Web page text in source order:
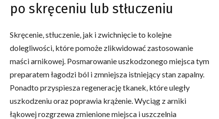
po skręceniu lub stłuczeniu
Skręcenie, stłuczenie, jak i zwichnięcie to kolejne
dolegliwości, które pomoże zlikwidować zastosowanie
maści arnikowej. Posmarowanie uszkodzonego miejsca tym
preparatem łagodzi ból i zmniejsza istniejący stan zapalny.
Ponadto przyspiesza regenerację tkanek, które uległy
uszkodzeniu oraz poprawia krążenie. Wyciąg z arniki
łąkowej rozgrzewa zmienione miejsca i uszczelnia